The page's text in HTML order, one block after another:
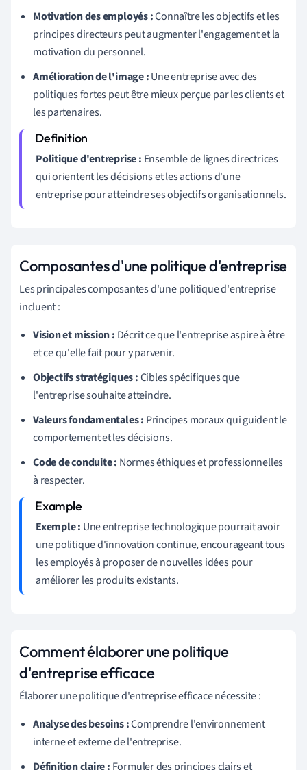
Motivation des employés :Connaître les objectifs et les
principes directeurs peut augmenter l'engagement et la
motivation du personnel.
Amélioration de l'image :Une entreprise avec des
politiques fortes peut être mieux perçue par les clients et
les partenaires.
Politique d'entreprise : Ensemble de lignes directrices
qui orientent les décisions et les actions d'une
entreprise pour atteindre ses objectifs organisationnels.
Composantes d'une politique d'entreprise
Les principales composantes d'une politique d'entreprise
incluent :
Vision et mission : Décrit ce que l'entreprise aspire à être
et ce qu'elle fait pour y parvenir.
Objectifs stratégiques :Cibles spécifiques que
l'entreprise souhaite atteindre.
Valeurs fondamentales : Principes moraux qui guident le
comportement et les décisions.
Code de conduite : Normes éthiques et professionnelles
à respecter.
Exemple : Une entreprise technologique pourrait avoir
une politique d'innovation continue, encourageant tous
les employés à proposer de nouvelles idées pour
améliorer les produits existants.
Comment élaborer une politique
d'entreprise efficace
Élaborer une politique d'entreprise efficace nécessite :
Analyse des besoins :Comprendre l'environnement
interne et externe de l'entreprise.
Définition claire : Formuler des principes clairs et